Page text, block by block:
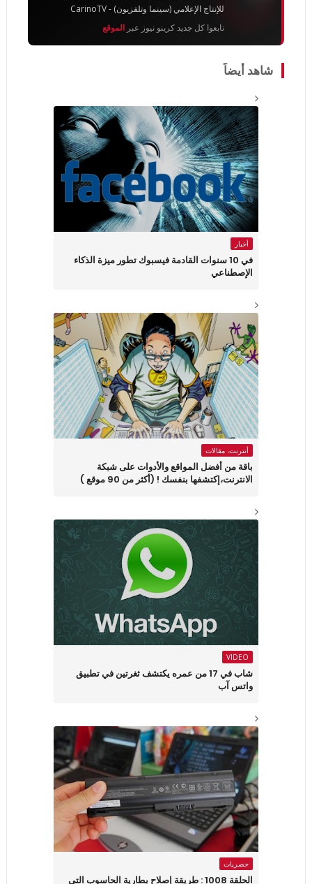
للإنتاج الإعلامي (سينما وتلفزيون) - CarinoTV
تابعوا كل جديد كرينو نيوز عبر الموقع
شاهد أيضاً
أخبار
في 10 سنوات القادمة فيسبوك تطور ميزة الذكاء
الإصطناعي
أنترنت، مقالات
باقة من أفضل المواقع والأدوات على شبكة
الانترنت،إكتشفها بنفسك ! (أكثر من 90 موقع )
VIDEO
شاب في 17 من عمره يكتشف ثغرتين في تطبيق
واتس آب
حصريات
الحلقة 1008 : طريقة إصلاح بطارية الحاسوب التي